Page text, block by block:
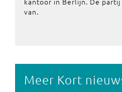
van.
Meer Kort